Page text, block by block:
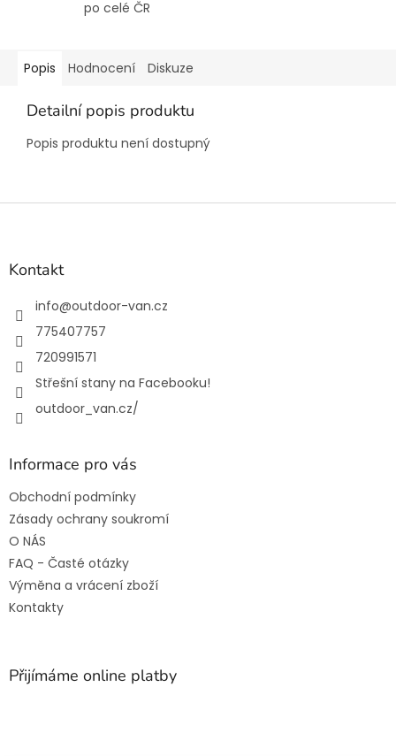
po celé ČR
Popis Hodnocení Diskuze
Detailní popis produktu
Popis produktu není dostupný
Z
Kontakt
info@outdoor-van.cz
775407757
720991571
Střešní stany na Facebooku!
outdoor_van.cz/
Informace pro vás
Obchodní podmínky
Zásady ochrany soukromí
O NÁS
FAQ - Časté otázky
Výměna a vrácení zboží
Kontakty
Přijímáme online platby